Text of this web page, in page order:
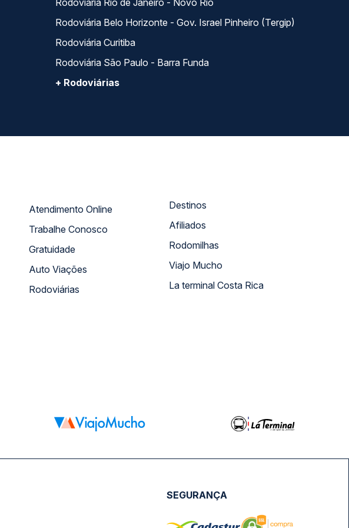
Rodoviária Rio de Janeiro - Novo Rio
Rodoviária Belo Horizonte - Gov. Israel Pinheiro (Tergip)
Rodoviária Curitiba
Rodoviária São Paulo - Barra Funda
+ Rodoviárias
Atendimento Online
Trabalhe Conosco
Gratuidade
Auto Viações
Rodoviárias
Destinos
Afiliados
Rodomilhas
Viajo Mucho
La terminal Costa Rica
SEGURANÇA